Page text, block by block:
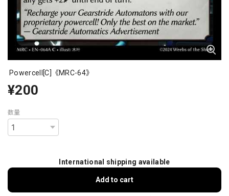
Powercell[C]《MRC-64》
¥200
数量
International shipping available
Add to cart